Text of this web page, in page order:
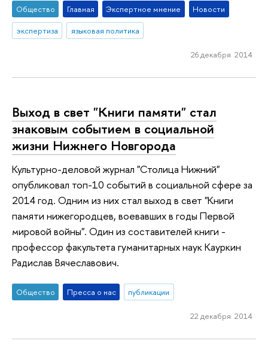
Общество Главная Экспертное мнение
Новости
экспертиза
языковая политика
26 декабря 2014
Выход в свет "Книги памяти" стал
знаковым событием в социальной
жизни Нижнего Новгорода
Культурно-деловой журнал "Столица Нижний"
опубликовал топ-10 событий в социальной сфере за
2014 год. Одним из них стал выход в свет "Книги
памяти нижегородцев, воевавших в годы Первой
мировой войны". Один из составителей книги -
профессор факультета гуманитарных наук Кауркин
Радислав Вячеславович.
Общество Пресса о нас публикации
22 декабря 2014